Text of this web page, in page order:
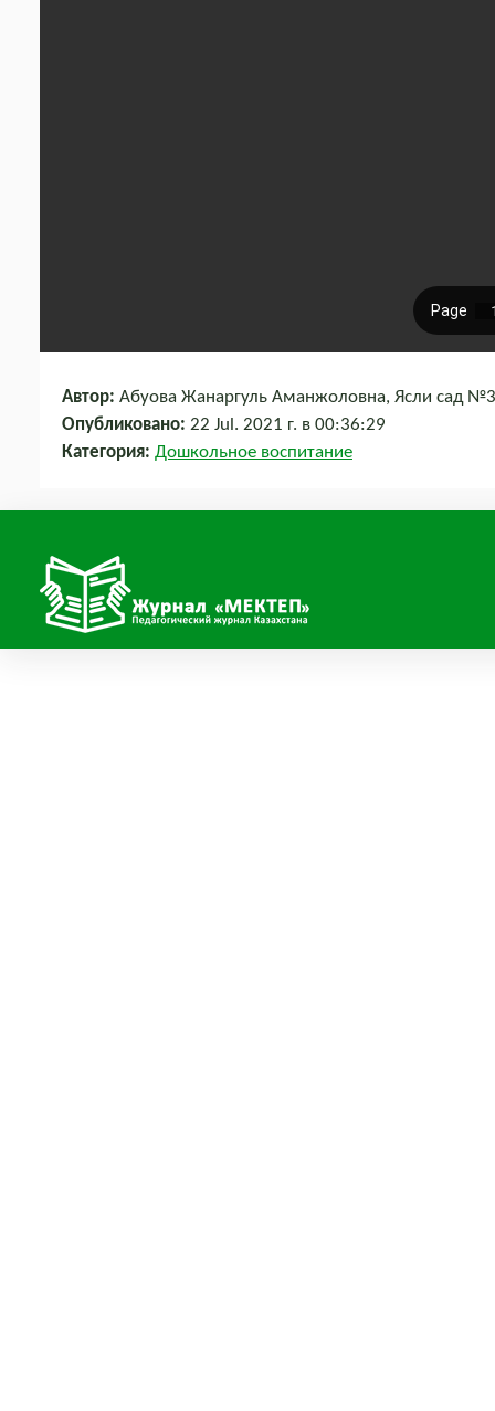
Автор: Абуова Жанаргуль Аманжоловна, Ясли сад
Опубликовано: 22 Jul. 2021 г. в 00:36:29
Категория: Дошкольное воспитание